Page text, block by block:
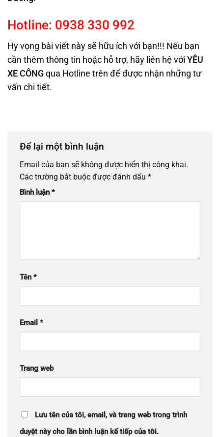
Hotline: 0938 330 992
Hy vọng bài viết này sẽ hữu ích với bạn!!! Nếu bạn
cần thêm thông tin hoặc hỗ trợ, hãy liên hệ với YÊU
XE CÔNG qua Hotline trên để được nhận những tư
vấn chi tiết.
Để lại một bình luận
Email của bạn sẽ không được hiển thị công khai.
Các trường bắt buộc được đánh dấu *
Bình luận *
Tên *
Email *
Trang web
Lưu tên của tôi, email, và trang web trong trình
duyệt này cho lần bình luận kế tiếp của tôi.